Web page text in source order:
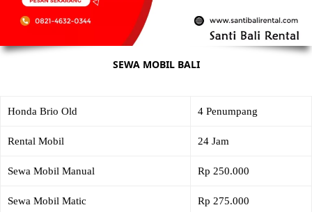
SEWA MOBIL BALI
Honda Brio Old 4 Penumpang
Rental Mobil 24 Jam
Sewa Mobil Manual Rp 250.000
Sewa Mobil Matic Rp 275.000